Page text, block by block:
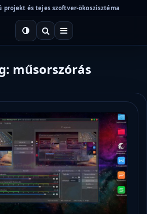
projekt és tejes szoftver-ökoszisztéma
műsorszórás